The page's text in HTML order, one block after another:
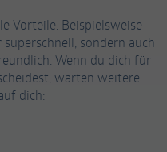
Vorteile. Beispielsweise
sondern auch
Wenn du dich für
warten weitere
dich:
das für Website-